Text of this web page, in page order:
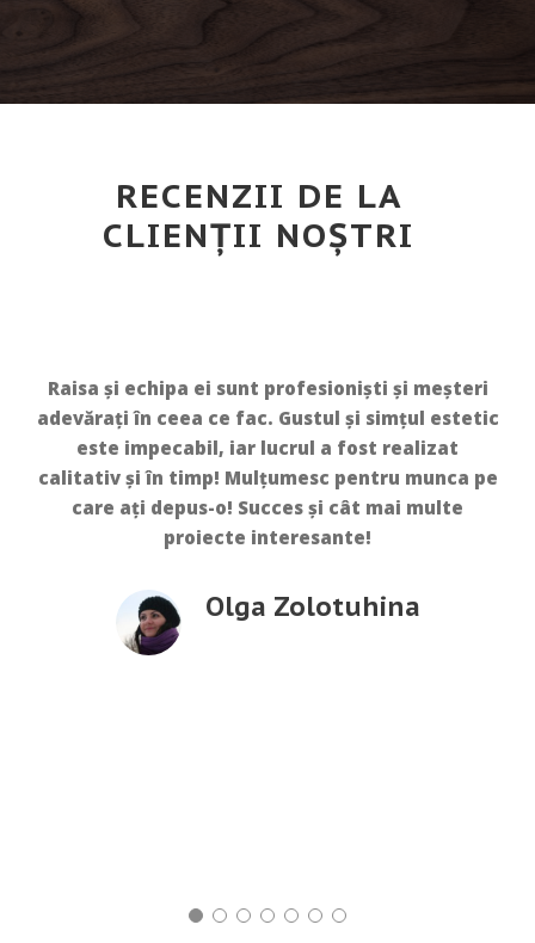
RECENZII DE LA
CLIENȚII NOȘTRI
Meșteri în ceea ce fac, totul a fost profesionist
și în timp! Mulțumim pentru bucătărie, ne
folosim deja de doi ani și totul este impecabil!
Elena Pascari